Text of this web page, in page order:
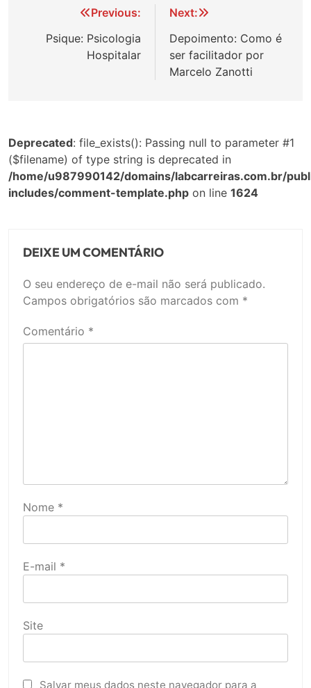
NavegaçãoPrevious:
Psique: Psicologia
Hospitalar
Next:
Depoimento: Como é
ser facilitador por
Marcelo Zanotti
Deprecated: file_exists(): Passing null to parameter #1
($filename) of type string is deprecated in
/home/u987990142/domains/labcarreiras.com.br/
includes/comment-template.php on line 1624
DEIXE UM COMENTÁRIO
O seu endereço de e-mail não será publicado.
Campos obrigatórios são marcados com *
Comentário *
Nome *
E-mail *
Site
Salvar meus dados neste navegador para a